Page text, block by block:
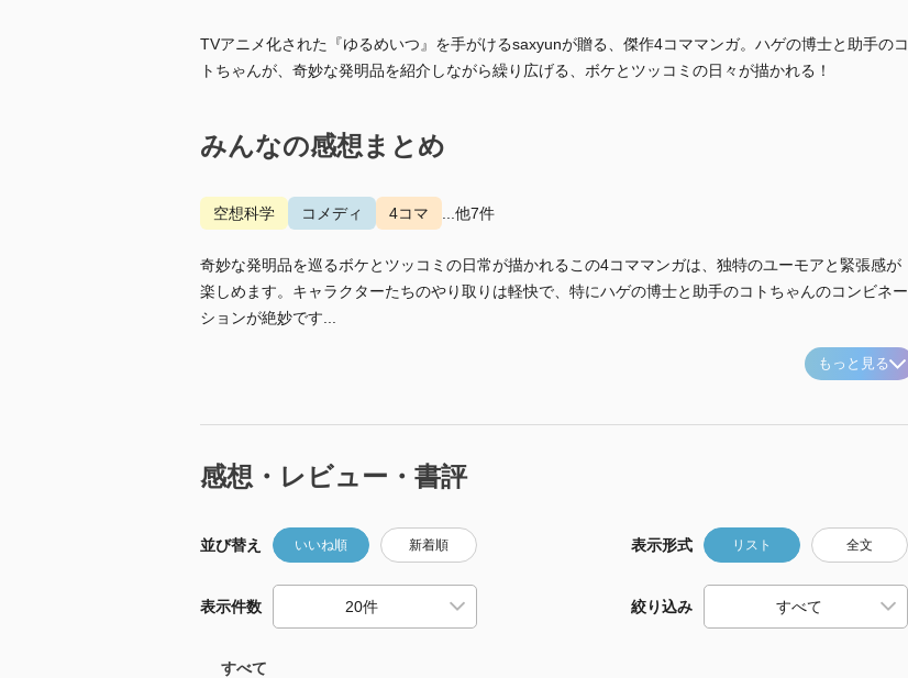
TVアニメ化された『ゆるめいつ』を手がけるsaxyunが贈る、傑作4コママンガ。ハゲの博士と助手のコ
トちゃんが、奇妙な発明品を紹介しながら繰り広げる、ボケとツッコミの日々が描かれる！
みんなの感想まとめ
空想科学 コメディ 4コマ ...他7件
奇妙な発明品を巡るボケとツッコミの日常が描かれるこの4コママンガは、独特のユーモアと緊張感が
楽しめます。キャラクターたちのやり取りは軽快で、特にハゲの博士と助手のコトちゃんのコンビネー
ションが絶妙です...
もっと見る
感想・レビュー・書評
並び替え いいね順 新着順 表示形式 リスト 全文
表示件数 絞り込み
すべて